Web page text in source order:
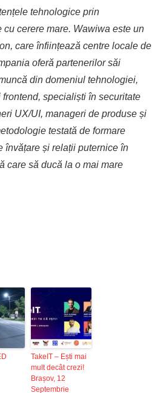
tehnologice prin
cerere mare. Wawiwa este un
care înființează centre locale de
oferă partenerilor săi
din domeniul tehnologiei,
specialiști în securitate
UX/UI, manageri de produse și
testată de formare
învățare și relații puternice în
care să ducă la o mai mare
TakeIT – Ești mai
mult decât crezi!
Brașov, 12
Septembrie